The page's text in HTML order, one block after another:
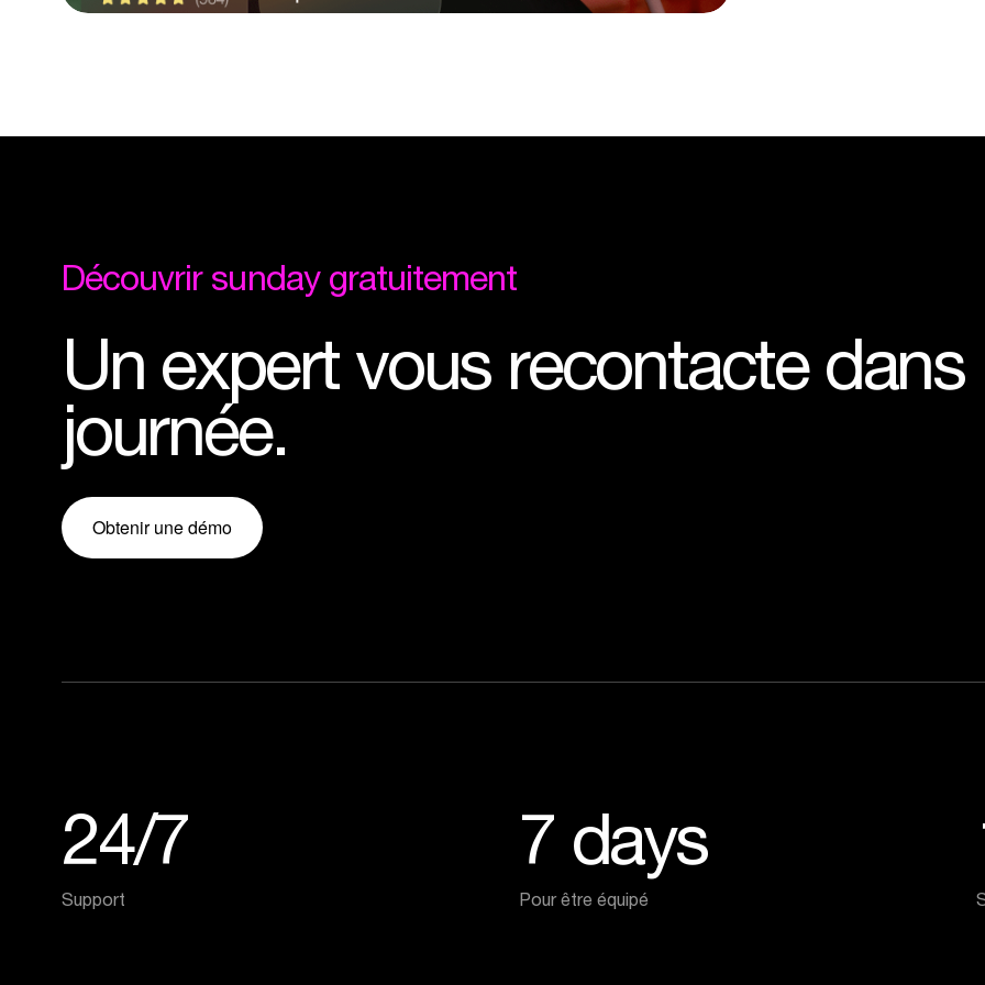
Découvrir sunday gratuitement
Un expert vous recontacte dans
journée.
Obtenir une démo
24/7
Support
7 days
Pour être équipé